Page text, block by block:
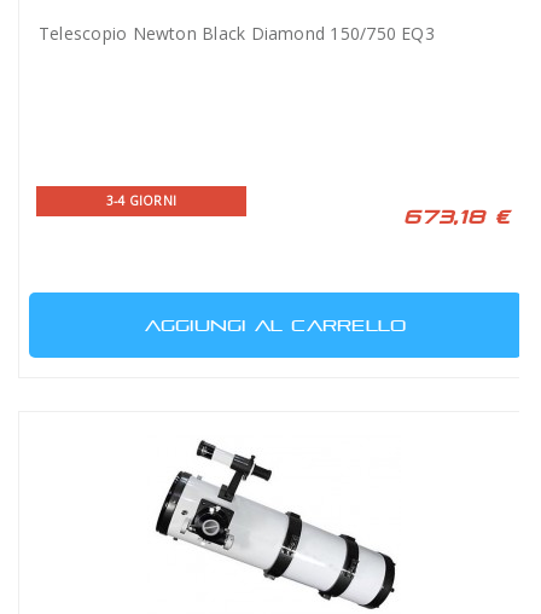
Telescopio Newton Black Diamond 150/750 EQ3
3-4 GIORNI
673,18 €
AGGIUNGI AL CARRELLO